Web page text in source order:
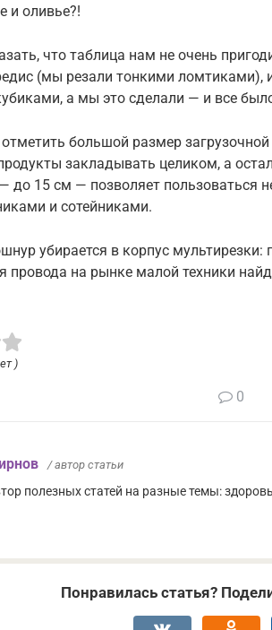
и оливье?!
что таблица нам не очень
(мы резали тонкими ломтиками),
а мы это сделали — и все
отметить большой размер
закладывать целиком, а
до 15 см — позволяет пользоваться
и сотейниками.
убирается в корпус мультирезки:
провода на рынке малой техники
)
0
/ автор статьи
полезных статей на разные темы:
Понравилась статья?